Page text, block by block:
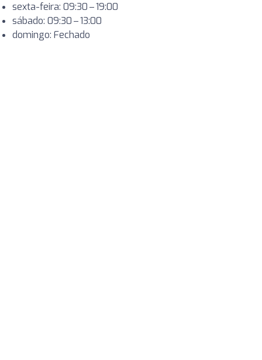
sexta-feira: 09:30 – 19:00
sábado: 09:30 – 13:00
domingo: Fechado